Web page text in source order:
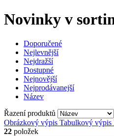
Novinky v
Doporučené
Nejlevnější
Nejdražší
Dostupné
Nejnovější
Nejprodávanejší
Název
Řazení produktů
Obrázkový výpis Tabulkový výpis
22 položek